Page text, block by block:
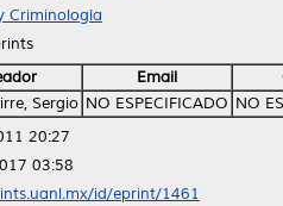
Criminología
Email
Sergio NO ESPECIFICADO NO
20:27
03:58
id/eprint/1461